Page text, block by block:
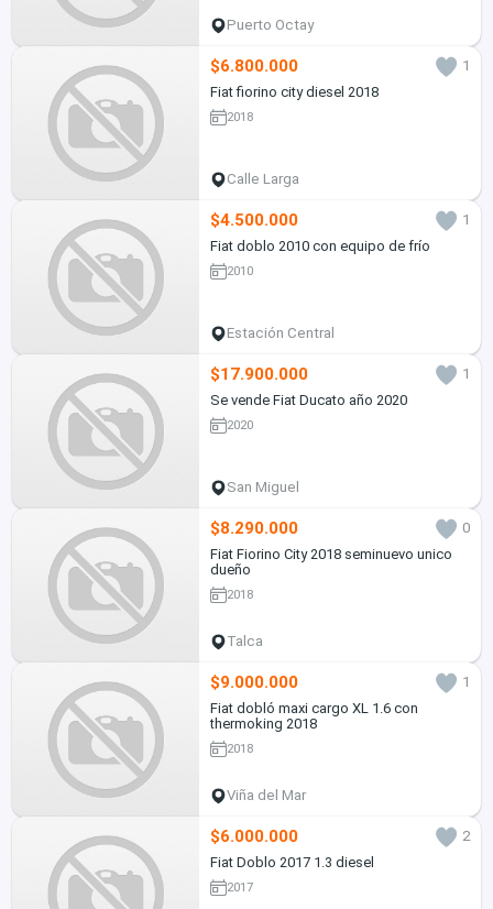
Puerto Octay
$6.800.000
1
Fiat fiorino city diesel 2018
2018
Calle Larga
$4.500.000
1
Fiat doblo 2010 con equipo de frío
2010
Estación Central
$17.900.000
1
Se vende Fiat Ducato año 2020
2020
San Miguel
$8.290.000
0
Fiat Fiorino City 2018 seminuevo unico
dueño
2018
Talca
$9.000.000
1
Fiat dobló maxi cargo XL 1.6 con
thermoking 2018
2018
Viña del Mar
$6.000.000
2
Fiat Doblo 2017 1.3 diesel
2017